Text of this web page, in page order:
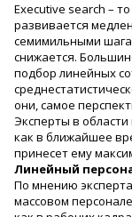
Executive search –
развивается
семимильными
снижается.
подбор линейных
они, самое
Эксперты в
как в ближайшее
принесет ему
Линейный
По мнению
массовом